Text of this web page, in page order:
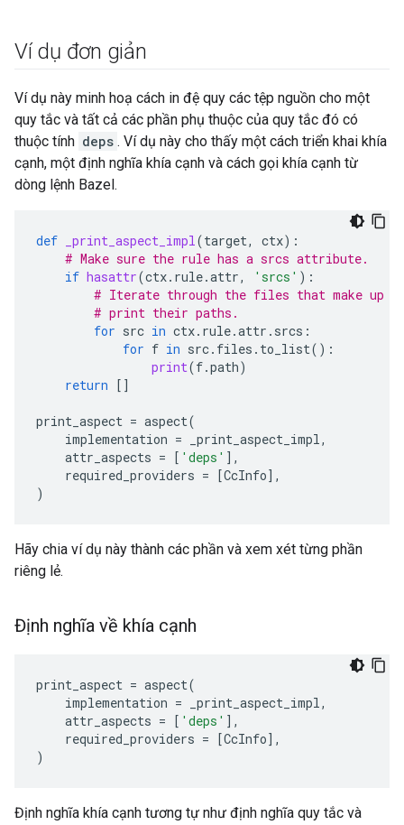
Ví dụ đơn giản
Ví dụ này minh hoạ cách in đệ quy các tệp nguồn cho một
quy tắc và tất cả các phần phụ thuộc của quy tắc đó có
thuộc tính deps . Ví dụ này cho thấy một cách triển khai khía
cạnh, một định nghĩa khía cạnh và cách gọi khía cạnh từ
dòng lệnh Bazel.
def _print_aspect_impl(target, ctx):
# Make sure the rule has a srcs attribute.
if hasattr(ctx. rule.attr, 'srcs' ):
# Iterate through the files that make up
# print their paths.
for src in ctx. rule.attr . srcs :
for f in src. files . to_list():
print(f.path)
return
[]
print_aspect = aspect(
implementation = _print_aspect_impl,
attr_aspects = [ 'deps' ],
required_providers = [CcInfo],
)
Hãy chia ví dụ này thành các phần và xem xét từng phần
riêng lẻ.
Định nghĩa về khía cạnh
print_aspect = aspect(
implementation = _print_aspect_impl,
attr_aspects = [ 'deps' ],
required_providers = [CcInfo],
)
Định nghĩa khía cạnh tương tự như định nghĩa quy tắc và